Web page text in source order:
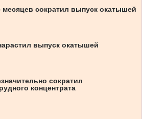
сократил выпуск окатышей
выпуск окатышей
сократил
концентрата